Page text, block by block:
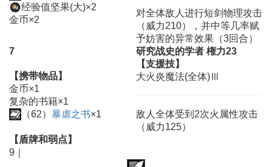
经验值坚果(大)×2
金币×2
对全体敌人进行短剑物理攻击
（威力210），并中等几率赋
予妨害的异常效果（3回合）
7
研究战史的学者 権力23
【携带物品】
金币×1
复杂的书籍×1
（62） 暴虐之书×1
【支援技】
大火炎魔法(全体)Ⅲ
敌人全体受到2次火属性攻击
（威力125）
【盾牌和弱点】
9｜